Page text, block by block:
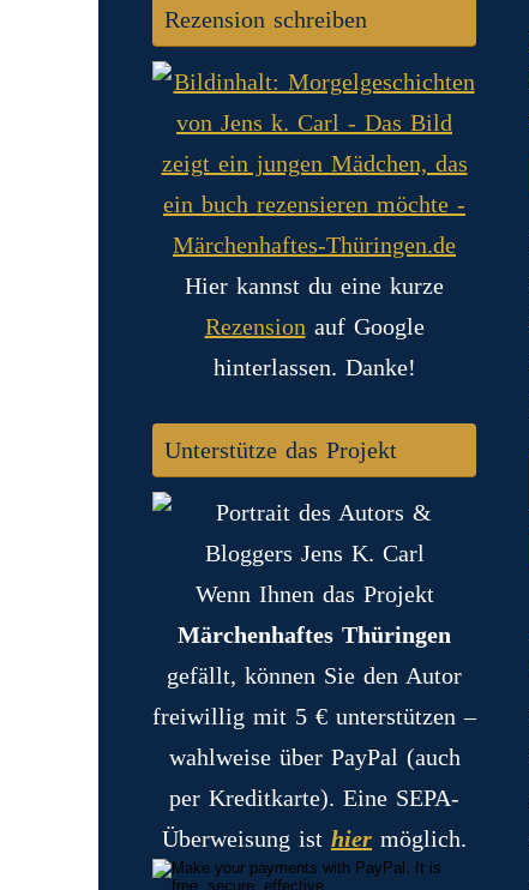
Rezension schreiben
Hier kannst du eine kurze
Rezension auf Google
hinterlassen. Danke!
Unterstütze das Projekt
Wenn Ihnen das Projekt
Märchenhaftes Thüringen
gefällt, können Sie den Autor
freiwillig mit 5 € unterstützen –
wahlweise über PayPal (auch
per Kreditkarte). Eine SEPA-
Überweisung ist hier möglich.